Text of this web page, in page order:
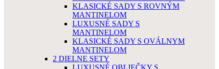
KLASICKÉ SADY S ROVNÝM
MANTINELOM
LUXUSNÉ SADY S
MANTINELOM
KLASICKÉ SADY S OVÁLNYM
MANTINELOM
2 DIELNE SETY